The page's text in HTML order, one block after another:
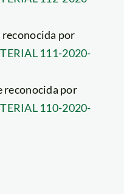
por
111-2020-
reconocida por
110-2020-